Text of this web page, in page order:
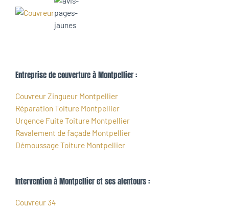
Entreprise de couverture à Montpellier :
Couvreur Zingueur Montpellier
Réparation Toiture Montpellier
Urgence Fuite Toiture Montpellier
Ravalement de façade Montpellier
Démoussage Toiture Montpellier
Intervention à Montpellier et ses alentours :
Couvreur 34